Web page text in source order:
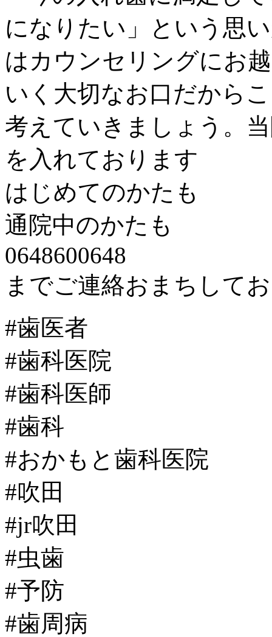
になりたい」という思
はカウンセリングにお
いく大切なお口だから
考えていきましょう。
を入れております
はじめてのかたも
通院中のかたも
0648600648
までご連絡おまちして
#歯医者
#歯科医院
#歯科医師
#歯科
#おかもと歯科医院
#吹田
#jr吹田
#虫歯
#予防
#歯周病